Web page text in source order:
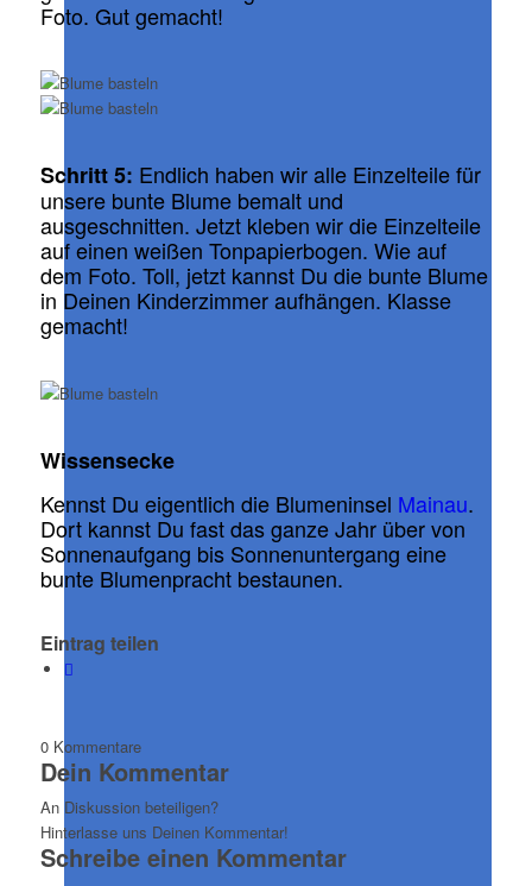
Foto. Gut gemacht!
Schritt 5: Endlich haben wir alle Einzelteile für
unsere bunte Blume bemalt und
ausgeschnitten. Jetzt kleben wir die Einzelteile
auf einen weißen Tonpapierbogen. Wie auf
dem Foto. Toll, jetzt kannst Du die bunte Blume
in Deinen Kinderzimmer aufhängen. Klasse
gemacht!
Wissensecke
Kennst Du eigentlich die Blumeninsel Mainau.
Dort kannst Du fast das ganze Jahr über von
Sonnenaufgang bis Sonnenuntergang eine
bunte Blumenpracht bestaunen.
Eintrag teilen
0 Kommentare
Dein Kommentar
An Diskussion beteiligen?
Hinterlasse uns Deinen Kommentar!
Schreibe einen Kommentar